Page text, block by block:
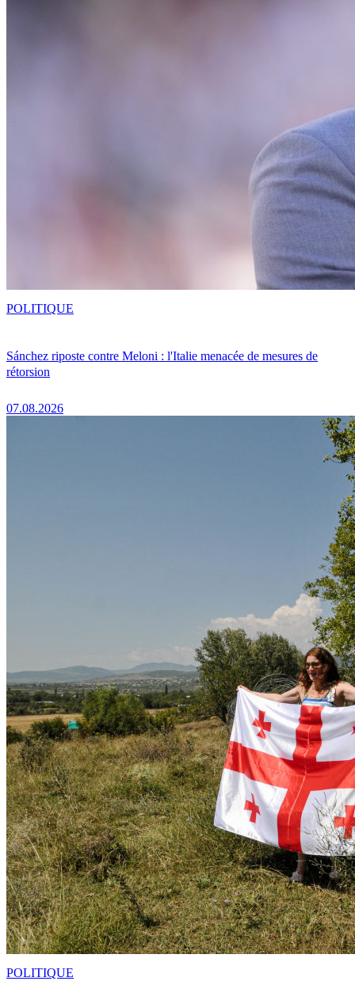
Sánchez riposte contre Meloni : l'Italie menacée de mesures de
rétorsion
07.08.2026
POLITIQUE
POLITIQUE